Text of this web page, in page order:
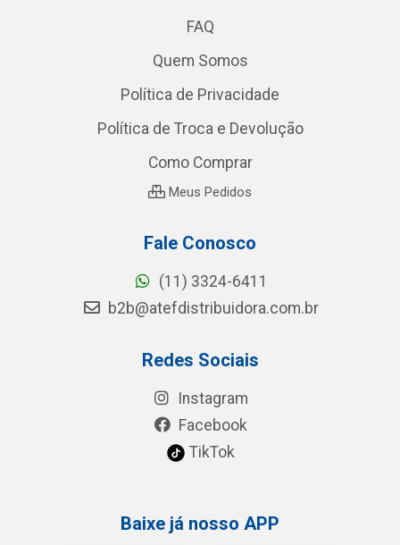
FAQ
Quem Somos
Política de Privacidade
Política de Troca e Devolução
Como Comprar
Meus Pedidos
Fale Conosco
(11) 3324-6411
b2b@atefdistribuidora.com.br
Redes Sociais
Instagram
Facebook
TikTok
Baixe já nosso APP